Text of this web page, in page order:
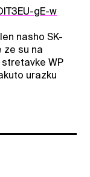
gE-w
nasho SK-
ze su na
WP
urazku